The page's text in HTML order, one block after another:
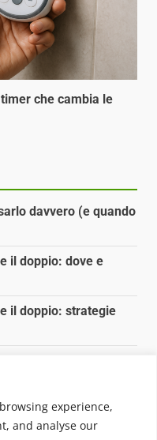
experience,
and analyse our
che cambia le
davvero (e quando
il doppio: dove e
il doppio: strategie
che